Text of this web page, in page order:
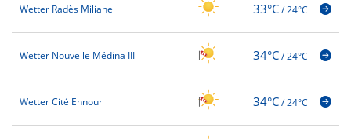
Wetter Radès Miliane 33°C/24°C
Wetter Nouvelle Médina III 34°C/24°C
Wetter Cité Ennour 34°C/24°C